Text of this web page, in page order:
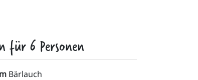
für6Personen
Bärlauch